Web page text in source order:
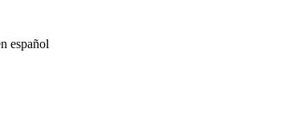
español